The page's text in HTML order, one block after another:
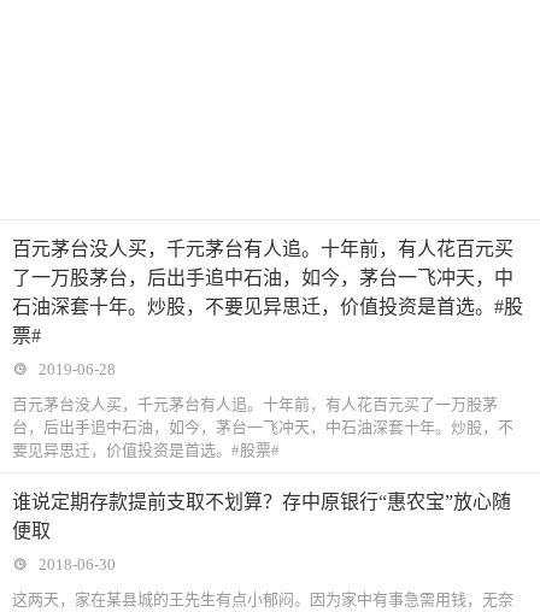
百元茅台没人买，千元茅台有人追。十年前，有人花百元买
了一万股茅台，后出手追中石油，如今，茅台一飞冲天，中
石油深套十年。炒股，不要见异思迁，价值投资是首选。#股
票#
2019-06-28
百元茅台没人买，千元茅台有人追。十年前，有人花百元买了一万股茅
台，后出手追中石油，如今，茅台一飞冲天，中石油深套十年。炒股，不
要见异思迁，价值投资是首选。#股票#
谁说定期存款提前支取不划算？存中原银行“惠农宝”放心随
便取
2018-06-30
这两天，家在某县城的王先生有点小郁闷。因为家中有事急需用钱，无奈